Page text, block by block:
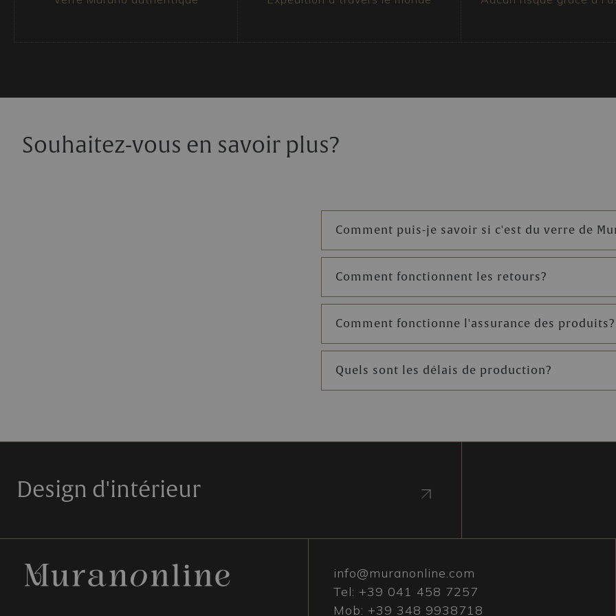
Tous nos articles sont accompagnés d’un certificat attestant leur origine
et provenance. La marchandise est toujours fixée à l’intérieur du colis et
couvert par une assurance.
Souhaitez-vous en savoir plus?
Comment puis-je savoir si c'est du verre de
Comment fonctionnent les retours?
Comment fonctionne l'assurance des produits?
Quels sont les délais de production?
Design d'intérieur
info@muranonline.com
Tel: +39 041 458 7257
Mob: +39 348 9938718